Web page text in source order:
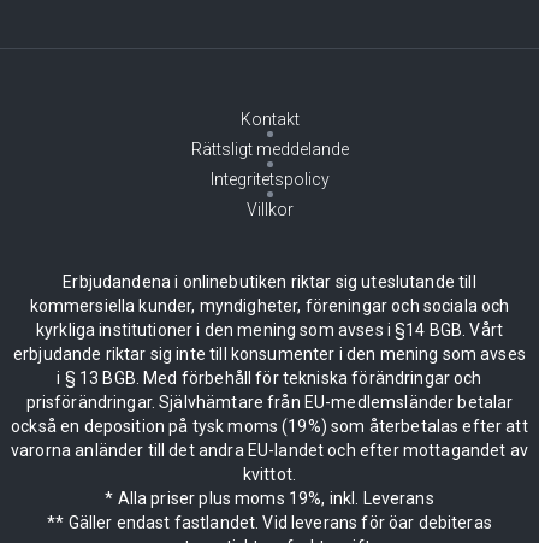
Kontakt
Rättsligt meddelande
Integritetspolicy
Villkor
Erbjudandena i onlinebutiken riktar sig uteslutande till
kommersiella kunder, myndigheter, föreningar och sociala och
kyrkliga institutioner i den mening som avses i §14 BGB. Vårt
erbjudande riktar sig inte till konsumenter i den mening som avses
i § 13 BGB. Med förbehåll för tekniska förändringar och
prisförändringar. Självhämtare från EU-medlemsländer betalar
också en deposition på tysk moms (19%) som återbetalas efter att
varorna anländer till det andra EU-landet och efter mottagandet av
kvittot.
* Alla priser plus moms 19%, inkl. Leverans
** Gäller endast fastlandet. Vid leverans för öar debiteras